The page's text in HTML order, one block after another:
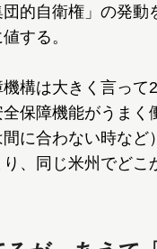
的自衛権」の発
する。
構は大きく言って
保障機能がうま
に合わない時な
、同じ米州でど